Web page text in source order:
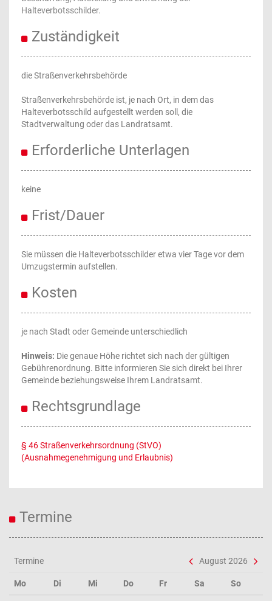
Halteverbotsschilder.
Zuständigkeit
die Straßenverkehrsbehörde
Straßenverkehrsbehörde ist, je nach Ort, in dem das
Halteverbotsschild aufgestellt werden soll, die
Stadtverwaltung oder das Landratsamt.
Erforderliche Unterlagen
keine
Frist/Dauer
Sie müssen die Halteverbotsschilder etwa vier Tage vor dem
Umzugstermin aufstellen.
Kosten
je nach Stadt oder Gemeinde unterschiedlich
Hinweis: Die genaue Höhe richtet sich nach der gültigen
Gebührenordnung. Bitte informieren Sie sich direkt bei Ihrer
Gemeinde beziehungsweise Ihrem Landratsamt.
Rechtsgrundlage
§ 46 Straßenverkehrsordnung (StVO)
(Ausnahmegenehmigung und Erlaubnis)
Termine
Termine August 2026
Mo Di Mi Do Fr Sa So